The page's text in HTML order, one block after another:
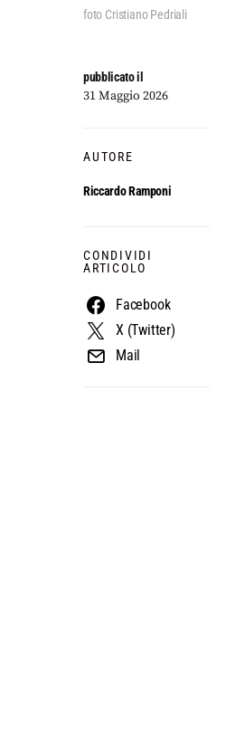
foto Cristiano Pedriali
pubblicato il
31 Maggio 2026
AUTORE
Riccardo Ramponi
CONDIVIDI
ARTICOLO
Facebook
X (Twitter)
Mail